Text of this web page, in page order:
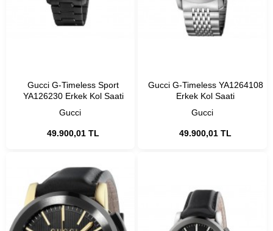
Gucci
Gucci G-Timeless Sport
YA126230 Erkek Kol Saati
49.900,01 TL
Gucci
Gucci G-Timeless YA1264108
Erkek Kol Saati
49.900,01 TL